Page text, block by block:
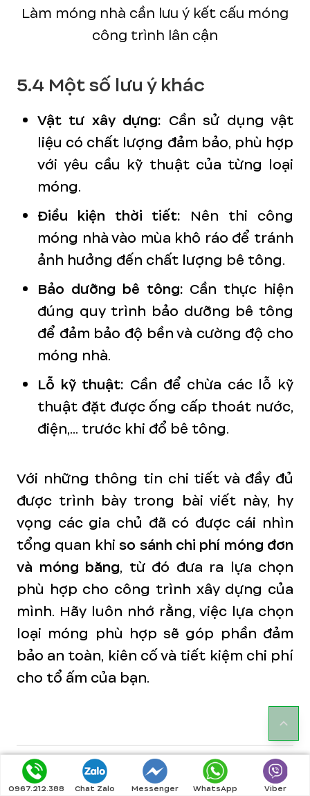
Làm móng nhà cần lưu ý kết cấu móng
công trình lân cận
5.4 Một số lưu ý khác
Vật tư xây dựng: Cần sử dụng vật
liệu có chất lượng đảm bảo, phù hợp
với yêu cầu kỹ thuật của từng loại
móng.
Điều kiện thời tiết: Nên thi công
móng nhà vào mùa khô ráo để tránh
ảnh hưởng đến chất lượng bê tông.
Bảo dưỡng bê tông: Cần thực hiện
đúng quy trình bảo dưỡng bê tông
để đảm bảo độ bền và cường độ cho
móng nhà.
Lỗ kỹ thuật: Cần để chừa các lỗ kỹ
thuật đặt được ống cấp thoát nước,
điện,... trước khi đổ bê tông.
Với những thông tin chi tiết và đầy đủ
được trình bày trong bài viết này, hy
vọng các gia chủ đã có được cái nhìn
tổng quan khi so sánh chi phí móng đơn
và móng băng, từ đó đưa ra lựa chọn
phù hợp cho công trình xây dựng của
mình. Hãy luôn nhớ rằng, việc lựa chọn
loại móng phù hợp sẽ góp phần đảm
bảo an toàn, kiên cố và tiết kiệm chi phí
cho tổ ấm của bạn.
0967.212.388 Chat Zalo Messenger WhatsApp Viber